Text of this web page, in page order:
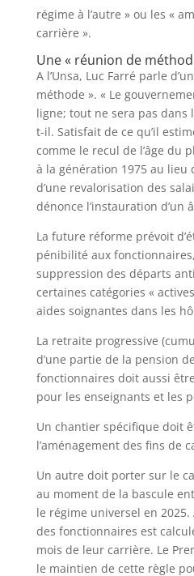
régime à l’autre » ou les «
carrière ».
Une « réunion de
A l’Unsa, Luc Farré parle
méthode ». « Le
ligne; tout ne sera pas dans
t-il. Satisfait de ce qu’il
comme le recul de l’âge du
à la génération 1975 au lieu
d’une revalorisation des
dénonce l’instauration d’un
La future réforme prévoit
pénibilité aux
suppression des départs
certaines catégories «
aides soignantes dans les
La retraite progressive
d’une partie de la pension
fonctionnaires doit aussi
pour les enseignants et les
Un chantier spécifique doit
l’aménagement des fins de
Un autre doit porter sur le
au moment de la bascule
le régime universel en
des fonctionnaires est
mois de leur carrière. Le
le maintien de cette règle